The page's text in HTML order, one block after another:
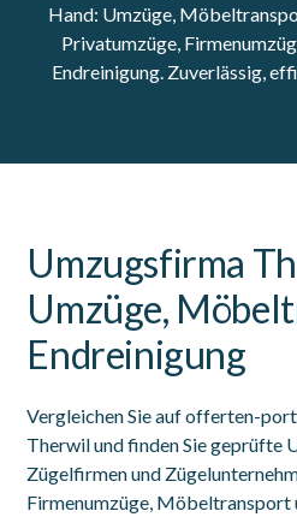
Hand: Umzüge,
Privatumzüge,
Endreinigung. Zuverlässig,
Umzugsfirma
Umzüge,
Endreinigung
Vergleichen Sie auf offerten-
Therwil und finden Sie geprüfte
Zügelfirmen und
Firmenumzüge, Möbeltransport